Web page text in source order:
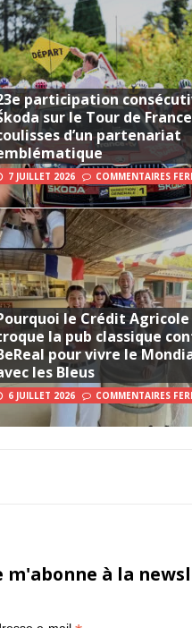
participation
sur le Tour de
d’un partenariat
7 JUILLET 2026 COMMENTAIRES
le Crédit Agricole
la pub classique
pour vivre le
les Bleus
6 JUILLET 2026 COMMENTAIRES
m'abonne à la